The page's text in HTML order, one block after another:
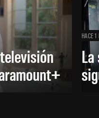
HACE 1